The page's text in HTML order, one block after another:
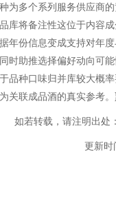
为多个系列服务供应商
库将备注性这位于内容
年份信息变成支持对年
时助推选择偏好动向可
品种口味归并库较大概
关联成品酒的真实参考
如若转载，请注明出
更新时